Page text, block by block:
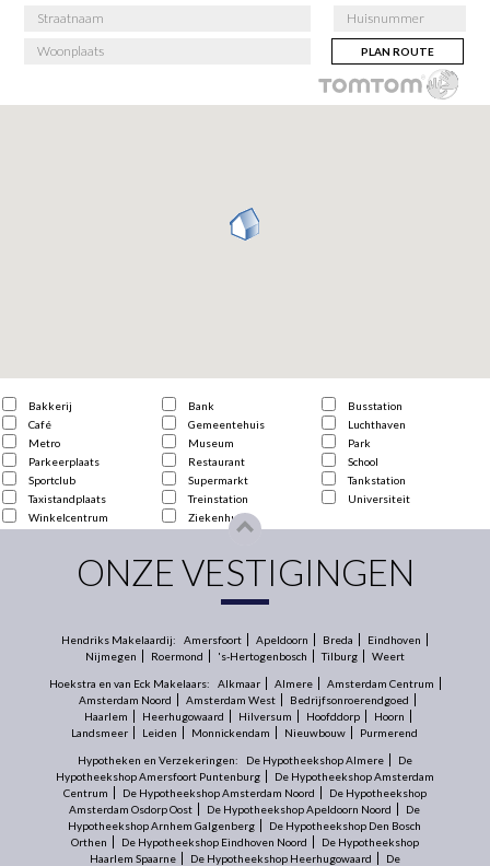
PLAN ROUTE
Bakkerij Bank
Busstation
Café
Gemeentehuis
Luchthaven
Metro
Museum
Park
Parkeerplaats
Restaurant
School
Sportclub
Supermarkt
Tankstation
Taxistandplaats
Treinstation
Universiteit
Winkelcentrum
Ziekenhuis
ONZE VESTIGINGEN
Hendriks Makelaardij: Amersfoort Apeldoorn Breda
Eindhoven
Nijmegen
Roermond 's-Hertogenbosch Tilburg Weert
Hoekstra en van Eck Makelaars: Alkmaar Almere
Amsterdam Centrum
Amsterdam Noord
Amsterdam West
Bedrijfsonroerendgoed
Haarlem
Heerhugowaard Hilversum Hoofddorp
Hoorn
Landsmeer
Leiden Monnickendam Nieuwbouw Purmerend
Hypotheken en Verzekeringen: De Hypotheekshop Almere
De
Hypotheekshop Amersfoort Puntenburg
De Hypotheekshop Amsterdam
Centrum
De Hypotheekshop Amsterdam Noord
De Hypotheekshop
Amsterdam Osdorp Oost
De Hypotheekshop Apeldoorn Noord
De
Hypotheekshop Arnhem Galgenberg
De Hypotheekshop Den Bosch
Orthen
De Hypotheekshop Eindhoven Noord
De Hypotheekshop
Haarlem Spaarne
De Hypotheekshop Heerhugowaard De